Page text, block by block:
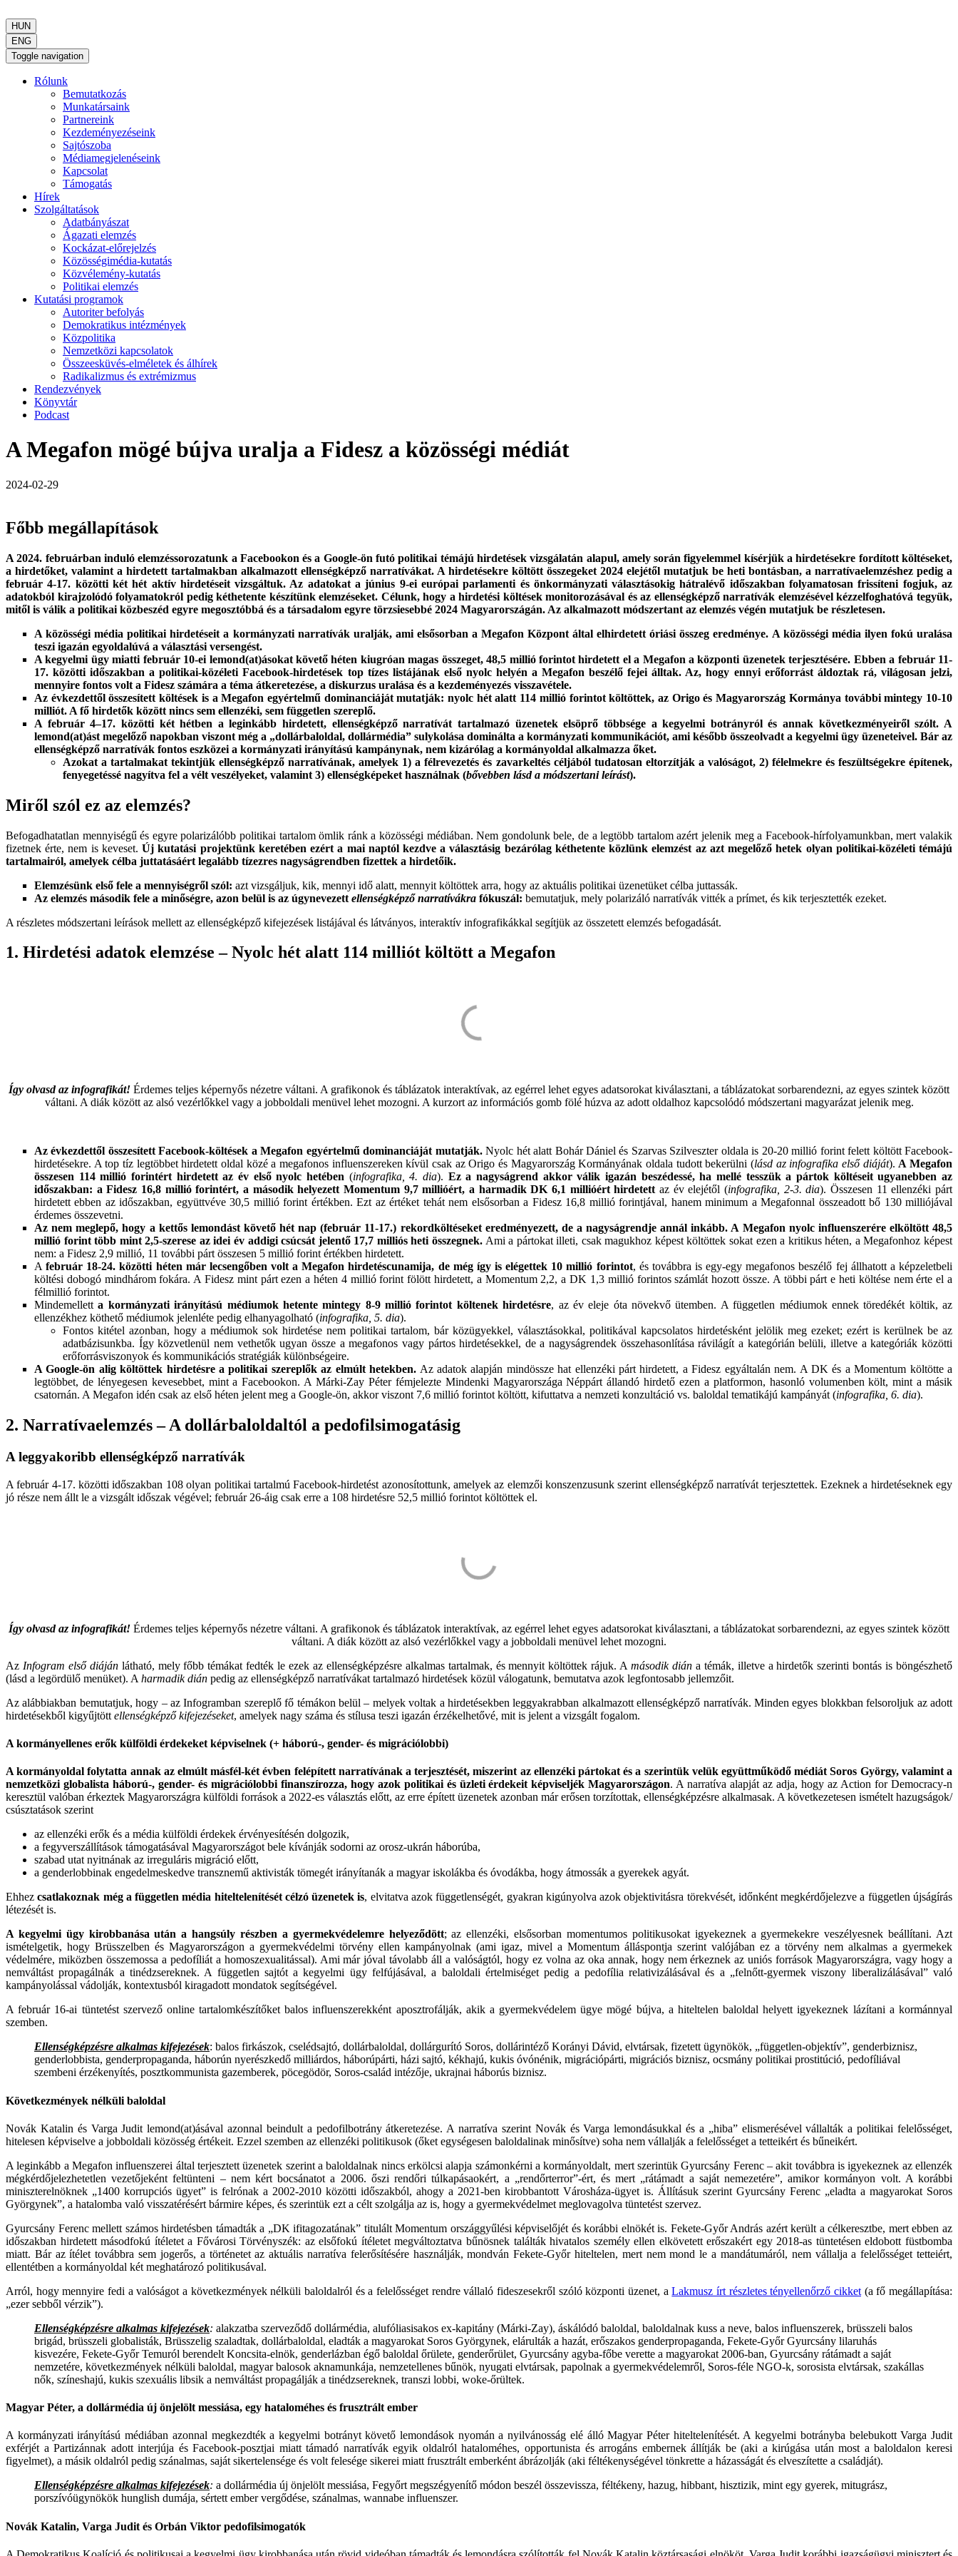
HUN
ENG
Toggle navigation
Rólunk
Bemutatkozás
Munkatársaink
Partnereink
Kezdeményezéseink
Sajtószoba
Médiamegjelenéseink
Kapcsolat
Támogatás
Hírek
Szolgáltatások
Adatbányászat
Ágazati elemzés
Kockázat-előrejelzés
Közösségimédia-kutatás
Közvélemény-kutatás
Politikai elemzés
Kutatási programok
Autoriter befolyás
Demokratikus intézmények
Közpolitika
Nemzetközi kapcsolatok
Összeesküvés-elméletek és álhírek
Radikalizmus és extrémizmus
Rendezvények
Könyvtár
Podcast
A Megafon mögé bújva uralja a Fidesz a közösségi médiát
2024-02-29
Főbb megállapítások
A 2024. februárban induló elemzéssorozatunk a Facebookon és a Google-ön futó politikai témájú hirdetések vizsgálatán alapul, amely során figyelemmel kísérjük a hirdetésekre fordított költéseket,
a hirdetőket, valamint a hirdetett tartalmakban alkalmazott ellenségképző narratívákat. A hirdetésekre költött összegeket 2024 elejétől mutatjuk be heti bontásban, a narratívaelemzéshez pedig a
február 4-17. közötti két hét aktív hirdetéseit vizsgáltuk. Az adatokat a június 9-ei európai parlamenti és önkormányzati választásokig hátralévő időszakban folyamatosan frissíteni fogjuk, az
adatokból kirajzolódó folyamatokról pedig kéthetente készítünk elemzéseket. Célunk, hogy a hirdetési költések monitorozásával és az ellenségképző narratívák elemzésével kézzelfoghatóvá tegyük,
mitől is válik a politikai közbeszéd egyre megosztóbbá és a társadalom egyre törzsiesebbé 2024 Magyarországán. Az alkalmazott módszertant az elemzés végén mutatjuk be részletesen.
A közösségi média politikai hirdetéseit a kormányzati narratívák uralják, ami elsősorban a Megafon Központ által elhirdetett óriási összeg eredménye. A közösségi média ilyen fokú uralása
teszi igazán egyoldalúvá a választási versengést.
A kegyelmi ügy miatti február 10-ei lemond(at)ásokat követő héten kiugróan magas összeget, 48,5 millió forintot hirdetett el a Megafon a központi üzenetek terjesztésére. Ebben a február 11-
17. közötti időszakban a politikai-közéleti Facebook-hirdetések top tízes listájának első nyolc helyén a Megafon beszélő fejei álltak. Az, hogy ennyi erőforrást áldoztak rá, világosan jelzi,
mennyire fontos volt a Fidesz számára a téma átkeretezése, a diskurzus uralása és a kezdeményezés visszavétele.
Az évkezdettől összesített költések is a Megafon egyértelmű dominanciáját mutatják: nyolc hét alatt 114 millió forintot költöttek, az Origo és Magyarország Kormánya további mintegy 10-10
milliót. A fő hirdetők között nincs sem ellenzéki, sem független szereplő.
A február 4–17. közötti két hétben a leginkább hirdetett, ellenségképző narratívát tartalmazó üzenetek elsöprő többsége a kegyelmi botrányról és annak következményeiről szólt. A
lemond(at)ást megelőző napokban viszont még a „dollárbaloldal, dollármédia” sulykolása dominálta a kormányzati kommunikációt, ami később összeolvadt a kegyelmi ügy üzeneteivel. Bár az
ellenségképző narratívák fontos eszközei a kormányzati irányítású kampánynak, nem kizárólag a kormányoldal alkalmazza őket.
Azokat a tartalmakat tekintjük ellenségképző narratívának, amelyek 1) a félrevezetés és zavarkeltés céljából tudatosan eltorzítják a valóságot, 2) félelmekre és feszültségekre építenek,
fenyegetéssé nagyítva fel a vélt veszélyeket, valamint 3) ellenségképeket használnak (bővebben lásd a módszertani leírást).
Miről szól ez az elemzés?
Befogadhatatlan mennyiségű és egyre polarizálóbb politikai tartalom ömlik ránk a közösségi médiában. Nem gondolunk bele, de a legtöbb tartalom azért jelenik meg a Facebook-hírfolyamunkban, mert valakik
fizetnek érte, nem is keveset.Új kutatási projektünk keretében ezért a mai naptól kezdve a választásig bezárólag kéthetente közlünk elemzést az azt megelőző hetek olyan politikai-közéleti témájú
tartalmairól, amelyek célba juttatásáért legalább tízezres nagyságrendben fizettek a hirdetőik.
Elemzésünk első fele a mennyiségről szól: azt vizsgáljuk, kik, mennyi idő alatt, mennyit költöttek arra, hogy az aktuális politikai üzenetüket célba juttassák.
Az elemzés második fele a minőségre, azon belül is az úgynevezett ellenségképző narratívákra fókuszál: bemutatjuk, mely polarizáló narratívák vitték a prímet, és kik terjesztették ezeket.
A részletes módszertani leírások mellett az ellenségképző kifejezések listájával és látványos, interaktív infografikákkal segítjük az összetett elemzés befogadását.
1. Hirdetési adatok elemzése – Nyolc hét alatt 114 milliót költött a Megafon
Így olvasd az infografikát! Érdemes teljes képernyős nézetre váltani. A grafikonok és táblázatok interaktívak, az egérrel lehet egyes adatsorokat kiválasztani, a táblázatokat sorbarendezni, az egyes szintek között
váltani. A diák között az alsó vezérlőkkel vagy a jobboldali menüvel lehet mozogni. A kurzort az információs gomb fölé húzva az adott oldalhoz kapcsolódó módszertani magyarázat jelenik meg.
Az évkezdettől összesített Facebook-költések a Megafon egyértelmű dominanciáját mutatják.Nyolc hét alatt Bohár Dániel és Szarvas Szilveszter oldala is 20-20 millió forint felett költött Facebook-
hirdetésekre. A top tíz legtöbbet hirdetett oldal közé a megafonos influenszereken kívül csak az Origo és Magyarország Kormányának oldala tudott bekerülni (lásd az infografika első diáját). A Megafon
összesen 114 millió forintért hirdetett az év első nyolc hetében (infografika, 4. dia). Ez a nagyságrend akkor válik igazán beszédessé, ha mellé tesszük a pártok költéseit ugyanebben az
időszakban: a Fidesz 16,8 millió forintért, a második helyezett Momentum 9,7 millióért, a harmadik DK 6,1 millióért hirdetett az év elejétől (infografika, 2-3. dia). Összesen 11 ellenzéki párt
hirdetett ebben az időszakban, együttvéve 30,5 millió forint értékben. Ezt az értéket tehát nem elsősorban a Fidesz 16,8 millió forintjával, hanem minimum a Megafonnal összeadott bő 130 milliójával
érdemes összevetni.
Az nem meglepő, hogy a kettős lemondást követő hét nap (február 11-17.) rekordköltéseket eredményezett, de a nagyságrendje annál inkább. A Megafon nyolc influenszerére elköltött 48,5
millió forint több mint 2,5-szerese az idei év addigi csúcsát jelentő 17,7 milliós heti összegnek.Ami a pártokat illeti, csak magukhoz képest költöttek sokat ezen a kritikus héten, a Megafonhoz képest
nem: a Fidesz 2,9 millió, 11 további párt összesen 5 millió forint értékben hirdetett.
Afebruár 18-24. közötti héten már lecsengőben volt a Megafon hirdetéscunamija, de még így is elégettek 10 millió forintot, és továbbra is egy-egy megafonos beszélő fej állhatott a képzeletbeli
költési dobogó mindhárom fokára. A Fidesz mint párt ezen a héten 4 millió forint fölött hirdetett, a Momentum 2,2, a DK 1,3 millió forintos számlát hozott össze. A többi párt e heti költése nem érte el a
félmillió forintot.
Mindemelletta kormányzati irányítású médiumok hetente mintegy 8-9 millió forintot költenek hirdetésre, az év eleje óta növekvő ütemben. A független médiumok ennek töredékét költik, az
ellenzékhez köthető médiumok jelenléte pedig elhanyagolható (infografika, 5. dia).
Fontos kitétel azonban, hogy a médiumok sok hirdetése nem politikai tartalom, bár közügyekkel, választásokkal, politikával kapcsolatos hirdetésként jelölik meg ezeket; ezért is kerülnek be az
adatbázisunkba. Így közvetlenül nem vethetők ugyan össze a megafonos vagy pártos hirdetésekkel, de a nagyságrendek összehasonlítása rávilágít a kategórián belüli, illetve a kategóriák közötti
erőforrásviszonyok és kommunikációs stratégiák különbségeire.
A Google-ön alig költöttek hirdetésre a politikai szereplők az elmúlt hetekben. Az adatok alapján mindössze hat ellenzéki párt hirdetett, a Fidesz egyáltalán nem. A DK és a Momentum költötte a
legtöbbet, de lényegesen kevesebbet, mint a Facebookon. A Márki-Zay Péter fémjelezte Mindenki Magyarországa Néppárt állandó hirdető ezen a platformon, hasonló volumenben költ, mint a másik
csatornán. A Megafon idén csak az első héten jelent meg a Google-ön, akkor viszont 7,6 millió forintot költött, kifuttatva a nemzeti konzultáció vs. baloldal tematikájú kampányát (infografika, 6. dia).
2. Narratívaelemzés – A dollárbaloldaltól a pedofilsimogatásig
A leggyakoribb ellenségképző narratívák
A február 4-17. közötti időszakban 108 olyan politikai tartalmú Facebook-hirdetést azonosítottunk, amelyek az elemzői konszenzusunk szerint ellenségképző narratívát terjesztettek. Ezeknek a hirdetéseknek egy
jó része nem állt le a vizsgált időszak végével; február 26-áig csak erre a 108 hirdetésre 52,5 millió forintot költöttek el.
Így olvasd az infografikát! Érdemes teljes képernyős nézetre váltani. A grafikonok és táblázatok interaktívak, az egérrel lehet egyes adatsorokat kiválasztani, a táblázatokat sorbarendezni, az egyes szintek között
váltani. A diák között az alsó vezérlőkkel vagy a jobboldali menüvel lehet mozogni.
Az Infogram első diájánlátható, mely főbb témákat fedték le ezek az ellenségképzésre alkalmas tartalmak, és mennyit költöttek rájuk. Amásodik diána témák, illetve a hirdetők szerinti bontás is böngészhető
(lásd a legördülő menüket). A harmadik dián pedig az ellenségképző narratívákat tartalmazó hirdetések közül válogatunk, bemutatva azok legfontosabb jellemzőit.
Az alábbiakban bemutatjuk, hogy – az Infogramban szereplő fő témákon belül – melyek voltak a hirdetésekben leggyakrabban alkalmazott ellenségképző narratívák. Minden egyes blokkban felsoroljuk az adott
hirdetésekből kigyűjtött ellenségképző kifejezéseket, amelyek nagy száma és stílusa teszi igazán érzékelhetővé, mit is jelent a vizsgált fogalom.
A kormányellenes erők külföldi érdekeket képviselnek (+ háború-, gender- és migrációlobbi)
A kormányoldal folytatta annak az elmúlt másfél-két évben felépített narratívának a terjesztését, miszerint az ellenzéki pártokat és a szerintük velük együttműködő médiát Soros György, valamint a
nemzetközi globalista háború-, gender- és migrációlobbi finanszírozza, hogy azok politikai és üzleti érdekeit képviseljék Magyarországon. A narratíva alapját az adja, hogy az Action for Democracy-n
keresztül valóban érkeztek Magyarországra külföldi források a 2022-es választás előtt, az erre épített üzenetek azonban már erősen torzítottak, ellenségképzésre alkalmasak. A következetesen ismételt hazugságok/
csúsztatások szerint
az ellenzéki erők és a média külföldi érdekek érvényesítésén dolgozik,
a fegyverszállítások támogatásával Magyarországot bele kívánják sodorni az orosz-ukrán háborúba,
szabad utat nyitnának az irreguláris migráció előtt,
a genderlobbinak engedelmeskedve transznemű aktivisták tömegét irányítanák a magyar iskolákba és óvodákba, hogy átmossák a gyerekek agyát.
Ehhezcsatlakoznak még a független média hiteltelenítését célzó üzenetek is, elvitatva azok függetlenségét, gyakran kigúnyolva azok objektivitásra törekvését, időnként megkérdőjelezve a független újságírás
létezését is.
A kegyelmi ügy kirobbanása után a hangsúly részben a gyermekvédelemre helyeződött; az ellenzéki, elsősorban momentumos politikusokat igyekeznek a gyermekekre veszélyesnek beállítani. Azt
ismételgetik, hogy Brüsszelben és Magyarországon a gyermekvédelmi törvény ellen kampányolnak (ami igaz, mivel a Momentum álláspontja szerint valójában ez a törvény nem alkalmas a gyermekek
védelmére, miközben összemossa a pedofíliát a homoszexualitással). Ami már jóval távolabb áll a valóságtól, hogy ez volna az oka annak, hogy nem érkeznek az uniós források Magyarországra, vagy hogy a
nemváltást propagálnák a tinédzsereknek. A független sajtót a kegyelmi ügy felfújásával, a baloldali értelmiséget pedig a pedofília relativizálásával és a „felnőtt-gyermek viszony liberalizálásával” való
kampányolással vádolják, kontextusból kiragadott mondatok segítségével.
A február 16-ai tüntetést szervező online tartalomkészítőket balos influenszerekként aposztrofálják, akik a gyermekvédelem ügye mögé bújva, a hiteltelen baloldal helyett igyekeznek lázítani a kormánnyal
szemben.
Ellenségképzésre alkalmas kifejezések: balos firkászok, cselédsajtó, dollárbaloldal, dollárgurító Soros, dollárintéző Korányi Dávid, elvtársak, fizetett ügynökök, „független-objektív”, genderbiznisz,
genderlobbista, genderpropaganda, háborún nyerészkedő milliárdos, háborúpárti, házi sajtó, kékhajú, kukis óvónénik, migrációpárti, migrációs biznisz, ocsmány politikai prostitúció, pedofíliával
szembeni érzékenyítés, posztkommunista gazemberek, pöcegödör, Soros-család intézője, ukrajnai háborús biznisz.
Következmények nélküli baloldal
Novák Katalin és Varga Judit lemond(at)ásával azonnal beindult a pedofilbotrány átkeretezése. A narratíva szerint Novák és Varga lemondásukkal és a „hiba” elismerésével vállalták a politikai felelősséget,
hitelesen képviselve a jobboldali közösség értékeit. Ezzel szemben az ellenzéki politikusok (őket egységesen baloldalinak minősítve) soha nem vállalják a felelősséget a tetteikért és bűneikért.
A leginkább a Megafon influenszerei által terjesztett üzenetek szerint a baloldalnak nincs erkölcsi alapja számonkérni a kormányoldalt, mert szerintük Gyurcsány Ferenc – akit továbbra is igyekeznek az ellenzék
mégkérdőjelezhetetlen vezetőjeként feltünteni – nem kért bocsánatot a 2006. őszi rendőri túlkapásaokért, a „rendőrterror”-ért, és mert „rátámadt a saját nemezetére”, amikor kormányon volt. A korábbi
miniszterelnöknek „1400 korrupciós ügyet” is felrónak a 2002-2010 közötti időszakból, ahogy a 2021-ben kirobbantott Városháza-ügyet is. Állításuk szerint Gyurcsány Ferenc „eladta a magyarokat Soros
Györgynek”, a hatalomba való visszatérésért bármire képes, és szerintük ezt a célt szolgálja az is, hogy a gyermekvédelmet meglovagolva tüntetést szervez.
Gyurcsány Ferenc mellett számos hirdetésben támadták a „DK ifitagozatának” titulált Momentum országgyűlési képviselőjét és korábbi elnökét is. Fekete-Győr András azért került a célkeresztbe, mert ebben az
időszakban hirdetett másodfokú ítéletet a Fővárosi Törvényszék: az elsőfokú ítéletet megváltoztatva bűnösnek találták hivatalos személy ellen elkövetett erőszakért egy 2018-as tüntetésen eldobott füstbomba
miatt. Bár az ítélet továbbra sem jogerős, a történetet az aktuális narratíva felerősítésére használják, mondván Fekete-Győr hiteltelen, mert nem mond le a mandátumáról, nem vállalja a felelősséget tetteiért,
ellentétben a kormányoldal két meghatározó politikusával.
Arról, hogy mennyire fedi a valóságot a következmények nélküli baloldalról és a felelősséget rendre vállaló fideszesekről szóló központi üzenet, aLakmusz írt részletes tényellenőrző cikket (a fő megállapítása:
„ezer sebből vérzik”).
Ellenségképzésre alkalmas kifejezések: alakzatba szerveződő dollármédia, alufóliasisakos ex-kapitány (Márki-Zay), áskálódó baloldal, baloldalnak kuss a neve, balos influenszerek, brüsszeli balos
brigád, brüsszeli globalisták, Brüsszelig szaladtak, dollárbaloldal, eladták a magyarokat Soros Györgynek, elárulták a hazát, erőszakos genderpropaganda, Fekete-Győr Gyurcsány lilaruhás
kisvezére, Fekete-Győr Temuról berendelt Koncsita-elnök, genderlázban égő baloldal őrülete, genderőrület, Gyurcsány agyba-főbe verette a magyarokat 2006-ban, Gyurcsány rátámadt a saját
nemzetére, következmények nélküli baloldal, magyar balosok aknamunkája, nemzetellenes bűnök, nyugati elvtársak, papolnak a gyermekvédelemről, Soros-féle NGO-k, sorosista elvtársak, szakállas
nők, színeshajú, kukis szexuális libsik a nemváltást propagálják a tinédzsereknek, transzi lobbi, woke-őrültek.
Magyar Péter, a dollármédia új önjelölt messiása, egy hataloméhes és frusztrált ember
A kormányzati irányítású médiában azonnal megkezdték a kegyelmi botrányt követő lemondások nyomán a nyilvánosság elé álló Magyar Péter hiteltelenítését. A kegyelmi botrányba belebukott Varga Judit
exférjét a Partizánnak adott interjúja és Facebook-posztjai miatt támadó narratívák egyik oldalról hataloméhes, opportunista és arrogáns embernek állítják be (aki a kirúgása után most a baloldalon keresi
figyelmet), a másik oldalról pedig szánalmas, saját sikertelensége és volt felesége sikerei miatt frusztrált emberként ábrázolják (aki féltékenységével tönkrette a házasságát és elveszítette a családját).
Ellenségképzésre alkalmas kifejezések: a dollármédia új önjelölt messiása, Fegyőrt megszégyenítő módon beszél összevissza, féltékeny, hazug, hibbant, hisztizik, mint egy gyerek, mitugrász,
porszívóügynökök hunglish dumája, sértett ember vergődése, szánalmas, wannabe influenszer.
Novák Katalin, Varga Judit és Orbán Viktor pedofilsimogatók